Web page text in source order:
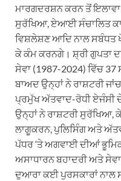
ਮਾਰਗਦਰਸ਼ਨ ਕਰਨ ਤੋਂ
ਸੁਰੱਖਿਆ, ਏਆਈ ਸੰਚਾਲਿਤ
ਵਿਸ਼ਲੇਸ਼ਣ ਆਦਿ ਨਾਲ ਸਬੰਧਤ
ਕੇ ਕੰਮ ਕਰਨਗੇ। ਸ਼੍ਰੀ ਗੁਪਤਾ
ਸੇਵਾ (1987-2024) ਵਿੱਚ
ਬਾਅਦ ਉਨ੍ਹਾਂ ਨੇ ਰਾਸ਼ਟਰੀ
ਪ੍ਰਮੁੱਖ ਅੱਤਵਾਦ-ਰੋਧੀ ਏਜੰਸੀ
ਉਨ੍ਹਾਂ ਨੇ ਰਾਸ਼ਟਰੀ ਸੁਰੱਖਿਆ,
ਲਾਗੂਕਰਨ, ਪੁਲਿਸਿੰਗ ਅਤੇ
ਪੱਧਰ ‘ਤੇ ਅਗਵਾਈ ਦੀਆਂ
ਅਸਾਧਾਰਨ ਬਹਾਦਰੀ ਅਤੇ
ਦੁਆਰਾ ਕਈ ਪੁਰਸਕਾਰਾਂ ਨਾਲ